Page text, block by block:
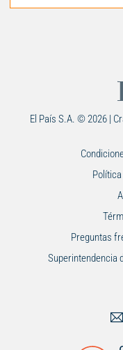
El País S.A. © 2026 |
Preguntas
Superintendencia